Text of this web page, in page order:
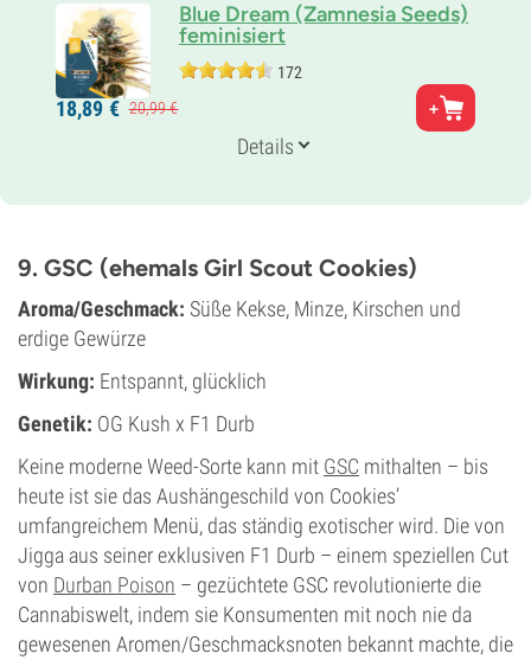
Blue Dream (Zamnesia Seeds)
feminisiert
172
Eltern
Blueberry x Haze
80% Sativa
9-10 wochen
27%
CBD
0-1%
Blütentyp
Photoperiodisch
18,89 € 20,99€
Details
9. GSC (ehemals Girl Scout Cookies)
Aroma/Geschmack: Süße Kekse, Minze, Kirschen und
erdige Gewürze
Wirkung: Entspannt, glücklich
Genetik: OG Kush x F1 Durb
Keine moderne Weed-Sorte kann mit GSC mithalten – bis
heute ist sie das Aushängeschild von Cookies’
umfangreichem Menü, das ständig exotischer wird. Die von
Jigga aus seiner exklusiven F1 Durb – einem speziellen Cut
von Durban Poison – gezüchtete GSC revolutionierte die
Cannabiswelt, indem sie Konsumenten mit noch nie da
gewesenen Aromen/Geschmacksnoten bekannt machte, die